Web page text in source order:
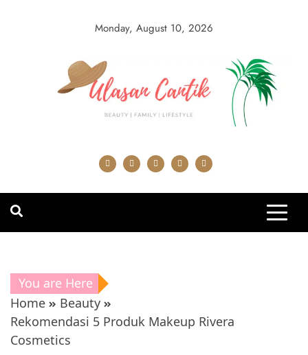
Monday, August 10, 2026
You are Here
Home
Beauty
Rekomendasi 5 Produk Makeup Rivera
Cosmetics